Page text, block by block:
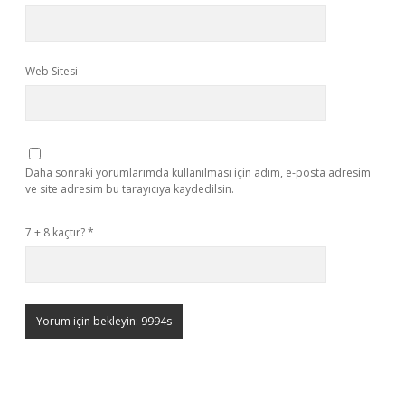
Web Sitesi
Daha sonraki yorumlarımda kullanılması için adım, e-posta adresim
ve site adresim bu tarayıcıya kaydedilsin.
7 + 8 kaçtır?*